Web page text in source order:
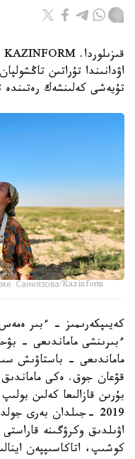
اۋدانىندا تۇراتىن
تۇيەشى كەلىنشەك رەتىندە
Саниязова/Kazinform
كەيىپكەرىمىز - ءبىر
ءبىرىنشى ماماندىعى -
ماماندىعى - باستاۋىش
بۇرىن قازالىعا كەلىن
2019 -جىلدان بەرى
اۋىلدىق وكرۋگىنە
كوشىپ، اتاكاسىپپەن